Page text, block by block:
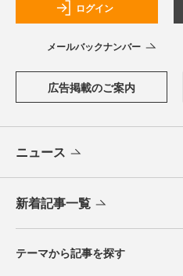
ログイン
メールバックナンバー
広告掲載のご案内
ニュース
新着記事一覧
テーマから記事を探す